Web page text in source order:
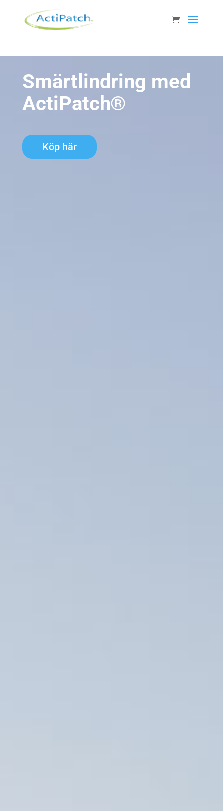
Smärtlindring med
ActiPatch®
Köp här